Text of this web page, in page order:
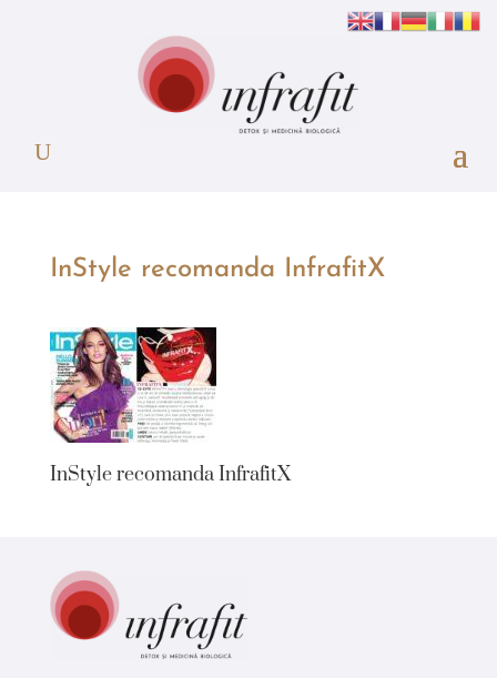
InStyle recomanda InfrafitX
InStyle recomanda InfrafitX